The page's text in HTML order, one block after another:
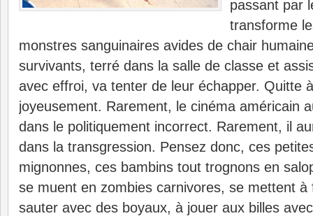
passant par
transforme
monstres sanguinaires avides de chair
survivants, terré dans la salle de classe et
avec effroi, va tenter de leur échapper. Quitte
joyeusement. Rarement, le cinéma américain
dans le politiquement incorrect. Rarement, il
dans la transgression. Pensez donc, ces
mignonnes, ces bambins tout trognons en
se muent en zombies carnivores, se mettent à
sauter avec des boyaux, à jouer aux billes